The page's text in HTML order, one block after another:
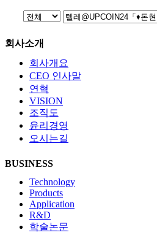
회사소개
회사개요
CEO 인사말
연혁
VISION
조직도
윤리경영
오시는길
BUSINESS
Technology
Products
Application
R&D
학술논문